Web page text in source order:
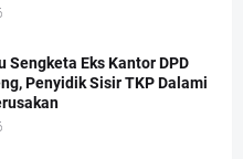
Sengketa Eks Kantor DPD
Penyidik Sisir TKP Dalami